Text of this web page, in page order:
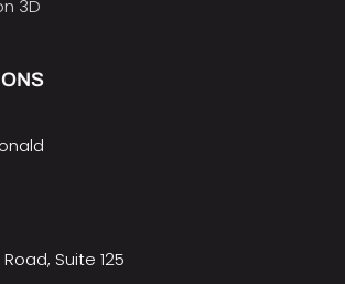
3D
Suite 125